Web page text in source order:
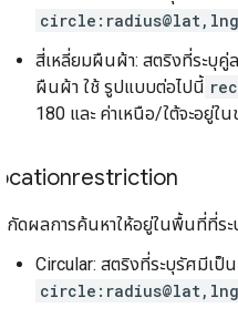
circle:radius@lat,lng
สี่เหลี่ยมผืนผ้า: สตริงที่ระบุคู่
ผืนผ้า ใช้ รูปแบบต่อไปนี้
180 และ ค่าเหนือ/ใต้จะอยู่ใ
locationrestriction
จำกัดผลการค้นหาให้อยู่ในพื้นที่ที่
Circular: สตริงที่ระบุรัศมีเ
circle:radius@lat,lng